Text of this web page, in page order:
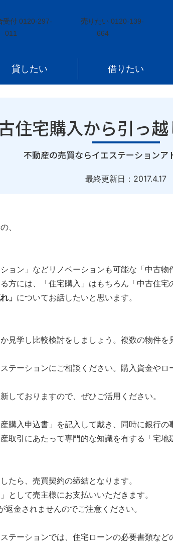
受付 0120-297-
011
売りたい 0120-139-
664
貸したい 借りたい
住宅購入から引っ
｜
不動産の売買ならイエステーションア
最終更新日： 2017.4.17
、
ョン」などリノベーションも可能な「中古物
方には、「住宅購入」はもちろん「中古住宅
」 についてお話したいと思います。
見学し比較検討をしましょう。複数の物件
テーションにご相談ください。購入資金や
しておりますので、ぜひご活用ください。
購入申込書」を記入して戴き、同時に銀行の
取引にあたって専門的な知識を有する「宅
たら、売買契約の締結となります。
として売主様にお支払いいただきます。
金されませんのでご注意ください。
テーションでは、住宅ローンの必要書類な